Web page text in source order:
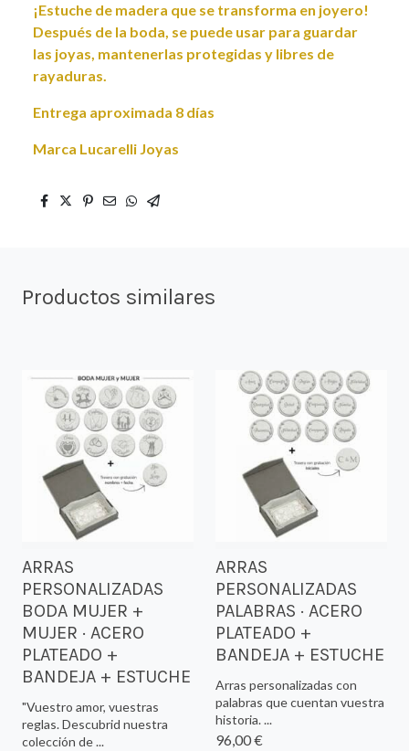
¡Estuche de madera que se transforma en joyero!
Después de la boda, se puede usar para guardar
las joyas, mantenerlas protegidas y libres de
rayaduras.
Entrega aproximada 8 días
Marca Lucarelli Joyas
Productos similares
ARRAS
PERSONALIZADAS
BODA MUJER +
MUJER · ACERO
PLATEADO +
BANDEJA + ESTUCHE
"Vuestro amor, vuestras
reglas. Descubrid nuestra
colección de ...
ARRAS
PERSONALIZADAS
PALABRAS · ACERO
PLATEADO +
BANDEJA + ESTUCHE
Arras personalizadas con
palabras que cuentan vuestra
historia. ...
96,00 €